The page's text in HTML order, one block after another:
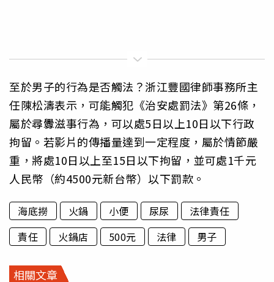
至於男子的行為是否觸法？浙江豐國律師事務所主
任陳松濤表示，可能觸犯《治安處罰法》第26條，
屬於尋釁滋事行為，可以處5日以上10日以下行政
拘留。若影片的傳播量達到一定程度，屬於情節嚴
重，將處10日以上至15日以下拘留，並可處1千元
人民幣（約4500元新台幣）以下罰款。
海底撈 火鍋 小便 尿尿
法律責任
責任
火鍋店 500元 法律 男子
相關文章